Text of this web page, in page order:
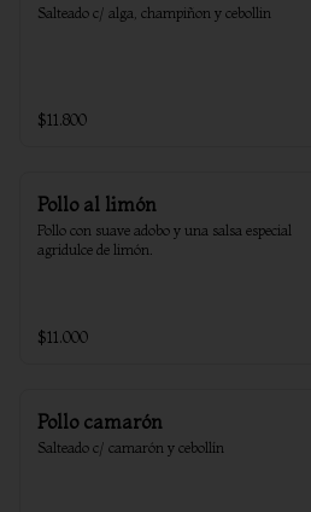
Salteado c/ alga, champiñon y cebollin
$11.800
Pollo al limón
Pollo con suave adobo y una salsa especial
agridulce de limón.
$11.000
Pollo camarón
Salteado c/ camarón y cebollín